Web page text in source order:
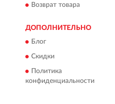
Возврат товара
ДОПОЛНИТЕЛЬНО
Блог
Скидки
Политика
конфиденциальности